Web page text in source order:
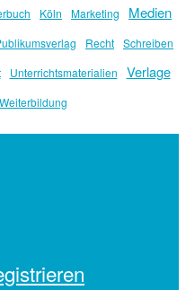
Köln Marketing
Medien
Recht Schreiben
Unterrichtsmaterialien
Verlage
Weiterbildung